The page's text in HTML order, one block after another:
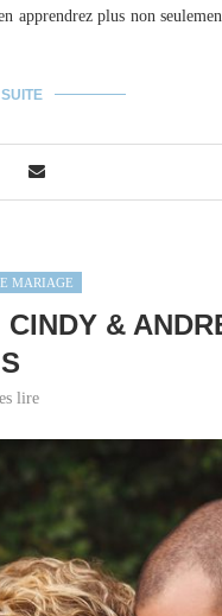
apprendrez plus non
MARIAGE
&
lire